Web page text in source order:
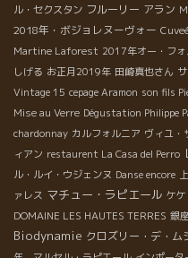
ル・セクスタン フルーリー アラン
2018年・ボジョレヌーヴォー
Martine Laforest 2017年オー・フォ
しげる お正月2019年 田崎真也さん
Vintage 15 cepage Aramon son fils
Mise au Verre Dégustation Philippe
chardonnay カルフォルニア ヴィユ・
ィアン restaurent La Casa del Perro
ル・ルイ・ウジェンヌ Danse encore
ァレス マチュー・ラピエール ケケ
DOMAINE LES HAUTES TERRES 銀
Biodynamie クロズリー・デ・ム